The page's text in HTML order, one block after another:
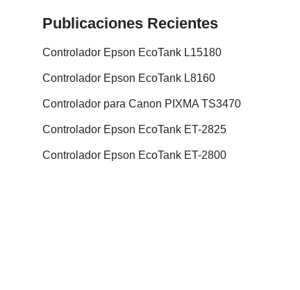
Publicaciones Recientes
Controlador Epson EcoTank L15180
Controlador Epson EcoTank L8160
Controlador para Canon PIXMA TS3470
Controlador Epson EcoTank ET-2825
Controlador Epson EcoTank ET-2800